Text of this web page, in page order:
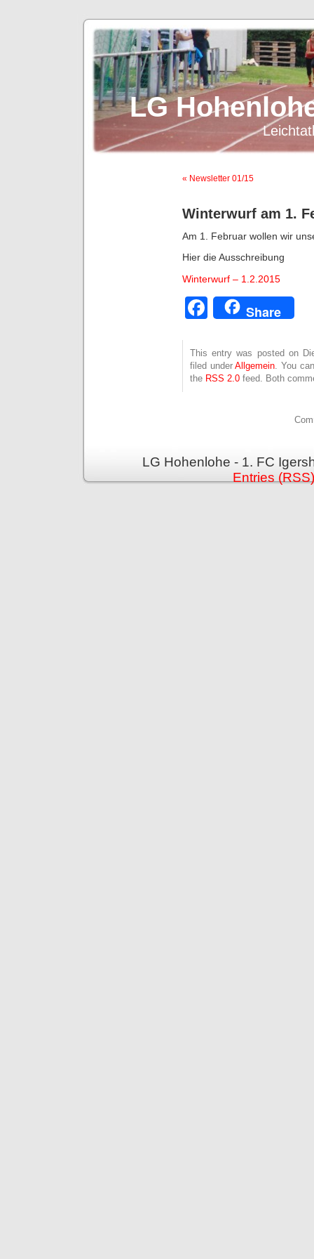
LG
« Newsletter 01/15
Winterwurf am 1.
Am 1. Februar wollen wir
Hier die Ausschreibung
Winterwurf – 1.2.2015
Facebook
Share
This entry was posted on
filed underAllgemein . You
the RSS 2.0 feed. Both
LG Hohenlohe - 1. FC
Entries (RSS)